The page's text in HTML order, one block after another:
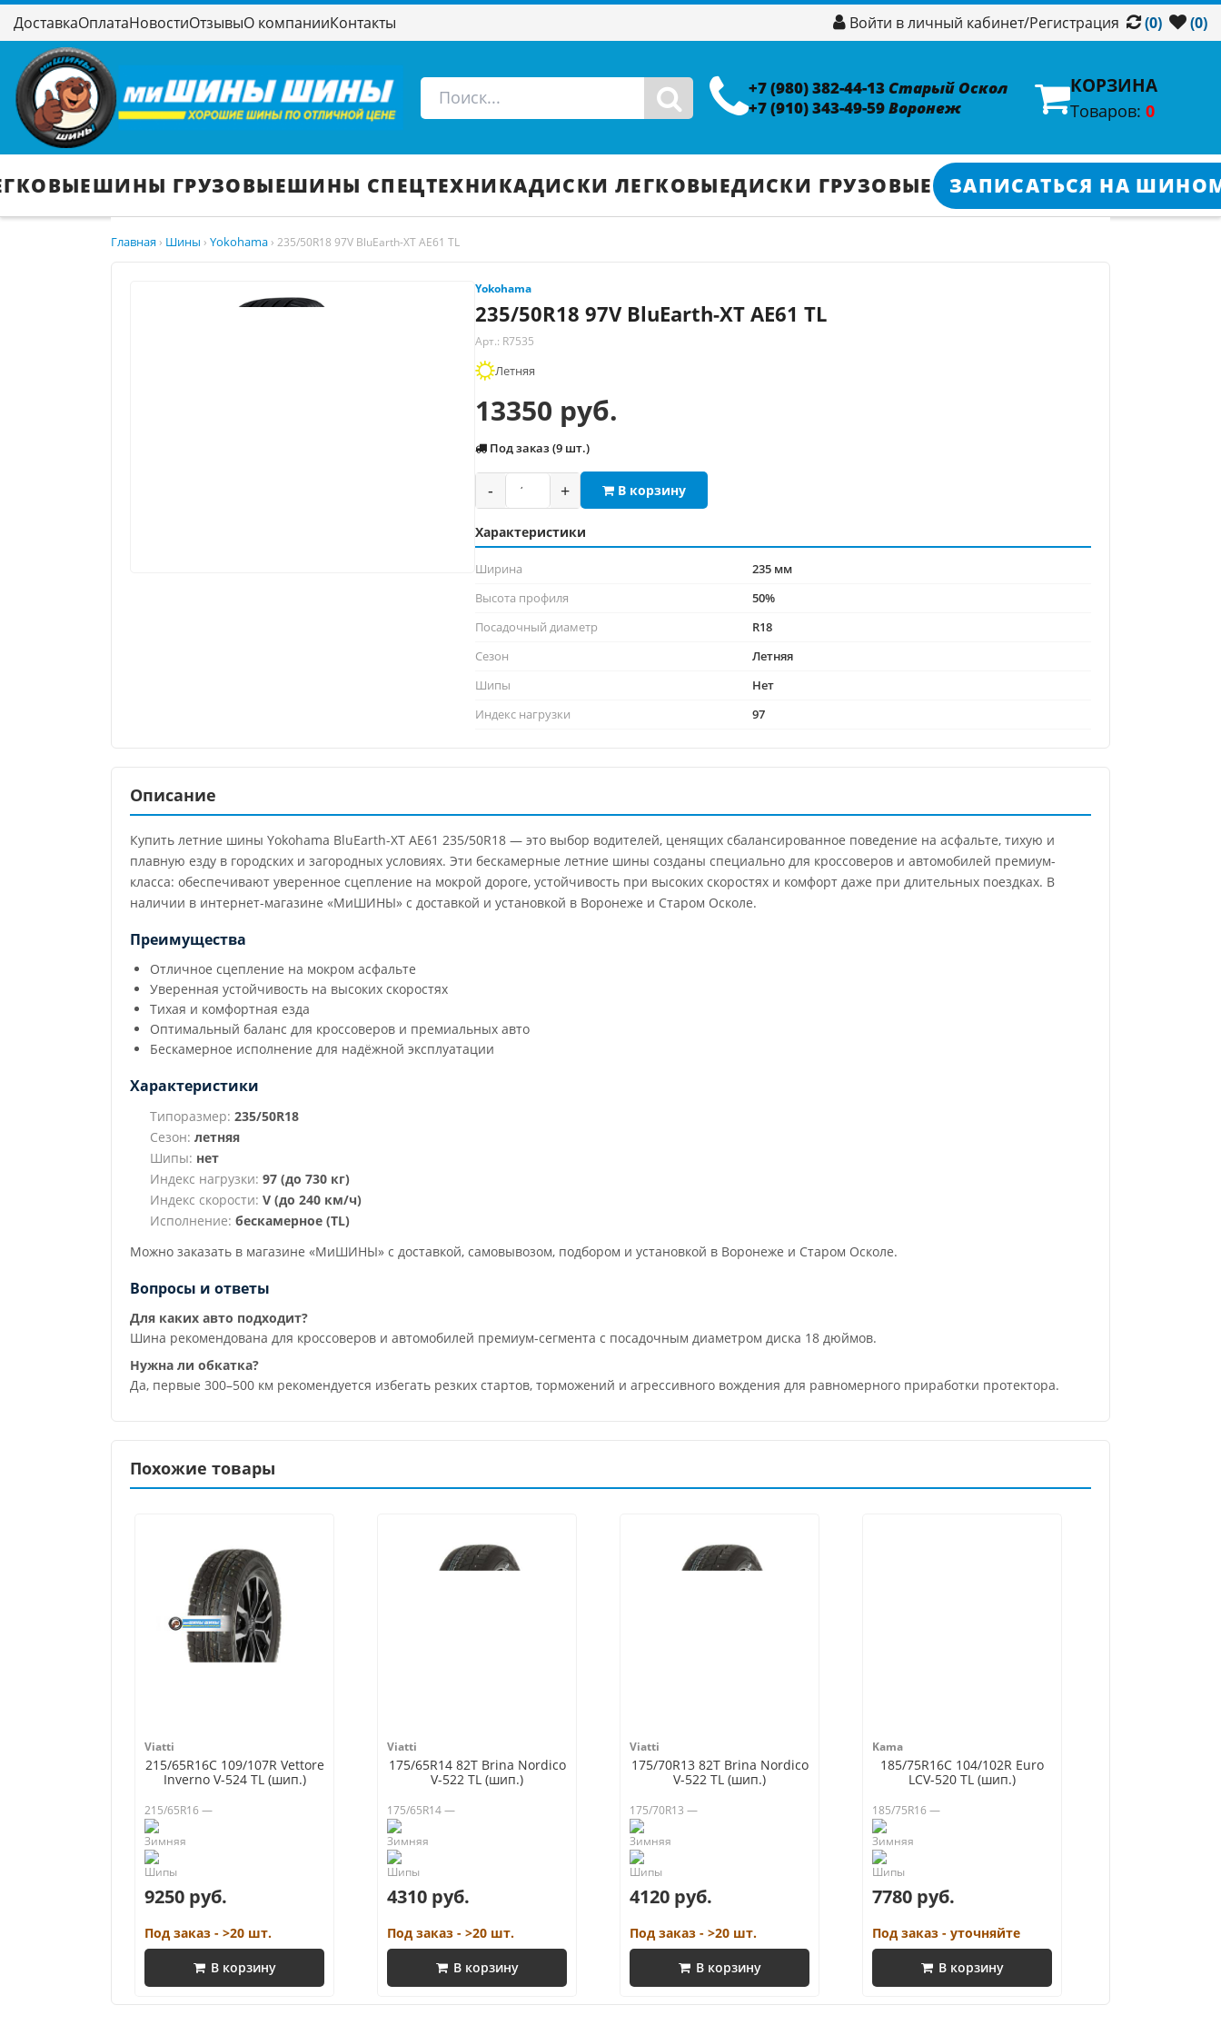
ДоставкаОплатаНовостиОтзывыО компанииКонтакты Войти в личный кабинет/Регистрация (0) (0)
+7 (980) 382-44-13 Старый Оскол
+7 (910) 343-49-59Воронеж
КОРЗИНА
Товаров: 0
ШИНЫ ГРУЗОВЫЕШИНЫ СПЕЦТЕХНИКАДИСКИ ЛЕГКОВЫЕДИСКИ ГРУЗОВЫЕ ЗАПИСАТЬСЯ НА
Главная › Шины › Yokohama › 235/50R18 97V BluEarth-XT AE61 TL
Yokohama
235/50R18 97V BluEarth-XT AE61 TL
Арт.: R7535
Летняя
13350 руб.
Под заказ (9 шт.)
- + В корзину
Характеристики
Ширина
235 мм
Высота профиля
50%
Посадочный диаметр
R18
Сезон
Летняя
Шипы
Нет
Индекс нагрузки
97
Описание
Купить летние шины Yokohama BluEarth-XT AE61 235/50R18 — это выбор водителей, ценящих сбалансированное поведение на асфальте, тихую и
плавную езду в городских и загородных условиях. Эти бескамерные летние шины созданы специально для кроссоверов и автомобилей премиум-
класса: обеспечивают уверенное сцепление на мокрой дороге, устойчивость при высоких скоростях и комфорт даже при длительных поездках. В
наличии в интернет-магазине «МиШИНЫ» с доставкой и установкой в Воронеже и Старом Осколе.
Преимущества
Отличное сцепление на мокром асфальте
Уверенная устойчивость на высоких скоростях
Тихая и комфортная езда
Оптимальный баланс для кроссоверов и премиальных авто
Бескамерное исполнение для надёжной эксплуатации
Характеристики
Типоразмер: 235/50R18
Сезон: летняя
Шипы: нет
Индекс нагрузки: 97 (до 730 кг)
Индекс скорости: V (до 240 км/ч)
Исполнение: бескамерное (TL)
Можно заказать в магазине «МиШИНЫ» с доставкой, самовывозом, подбором и установкой в Воронеже и Старом Осколе.
Вопросы и ответы
Для каких авто подходит?
Шина рекомендована для кроссоверов и автомобилей премиум-сегмента с посадочным диаметром диска 18 дюймов.
Нужна ли обкатка?
Да, первые 300–500 км рекомендуется избегать резких стартов, торможений и агрессивного вождения для равномерного приработки протектора.
Похожие товары
Viatti
215/65R16C 109/107R Vettore
Inverno V-524 TL (шип.)
215/65R16 —
9250 руб.
Под заказ - >20 шт.
В корзину
Viatti
175/65R14 82T Brina Nordico
V-522 TL (шип.)
175/65R14 —
4310 руб.
Под заказ - >20 шт.
В корзину
Viatti
175/70R13 82T Brina Nordico
V-522 TL (шип.)
175/70R13 —
4120 руб.
Под заказ - >20 шт.
В корзину
Kama
185/75R16C 104/102R Euro
LCV-520 TL (шип.)
185/75R16 —
7780 руб.
Под заказ - уточняйте
В корзину